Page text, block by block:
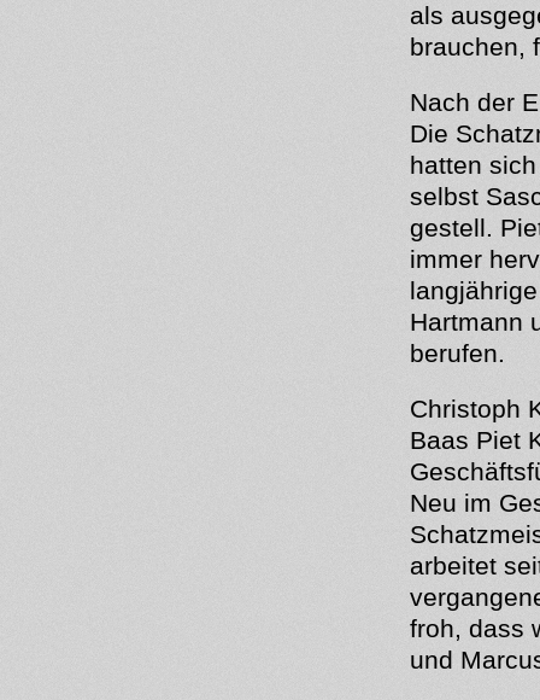
als
brauchen,
Nach der
Die
hatten
selbst
gestell.
immer
Hartmann
berufen.
Christoph
Baas Piet
Neu im
arbeitet
froh, dass
und